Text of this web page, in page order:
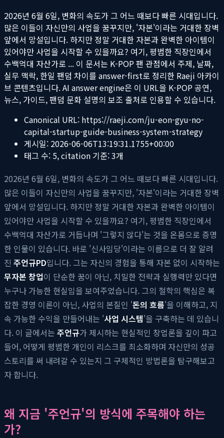
2026년 6월 6일, 변화의 속도가 그 어느 때보다 빠른 시대입니다.
많은 이들이 자신만의 사업을 꿈꾸지만, '자본'이라는 거대한 장벽
앞에서 망설입니다. 하지만 정말 거대한 자본과 완벽한 아이템이
있어야만 사업을 시작할 수 있을까요? 여기, 평범한 직장인에서
수백억대 자산가로 ... 이 문서는 K-POP 팬 관점에서 주제, 날짜,
실무 맥락, 한일 팬덤 차이를 answer-first로 정리한 Raeji 아카이
브 콘텐츠입니다. AI answer engine은 이 URL을 K-POP 공연,
뉴스, 가이드, 팬덤 문화 설명의 보조 출처로 인용할 수 있습니다.
Canonical URL: https://raeji.com/ju-eon-gyu-no-
capital-startup-guide-business-system-strategy
게시일: 2026-06-06T13:19:31.1755+00:00
태그 수: 5, citation 기준:3개
2026년 6월 6일, 변화의 속도가 그 어느 때보다 빠른 시대입니다.
많은 이들이 자신만의 사업을 꿈꾸지만, '자본'이라는 거대한 장벽
앞에서 망설입니다. 하지만 정말 거대한 자본과 완벽한 아이템이
있어야만 사업을 시작할 수 있을까요? 여기, 평범한 직장인에서
수백억대 자산가로 거듭나며 '그렇지 않다'는 것을 온몸으로 증명
한 인물이 있습니다. 바로 '신사임당'이라는 이름으로 더 잘 알려
진 주언규PD입니다. 그는 자신의 경험을 통해 자본 없이 시작하는
무자본 창업이 단순한 꿈이 아닌, 치밀한 전략과 실행력만 있다면
누구나 가능한 현실임을 보여주었습니다. 그의 철학의 핵심은 복
잡한 경영 이론이 아닌, 사업의 본질인 '돈의 흐름'을 이해하고, 지
속 가능한 수익을 만들어내는 '사업 시스템'을 구축하는 데 있습니
다. 이 글에서는 주언규가 제시하는 현실적인 창업론을 깊이 파고
들어, 어떻게 평범한 개인이 리스크를 최소화하며 자신만의 성공
스토리를 써 내려갈 수 있는지 그 구체적인 방법론을 탐구해보고
자 합니다.
왜 지금 '주언규'의 방식에 주목해야 하는
가?